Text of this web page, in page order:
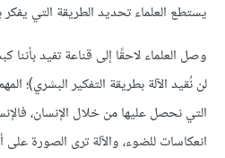
يستطع العلماء تحديد الطريقة التي يفكر
وصل العلماء لاحقًا إلى قناعة تفيد بأننا
لن نُقيد الآلة بطريقة التفكير البشري)؛
التي نحصل عليها من خلال الإنسان،
انعكاسات للضوء، والآلة ترى الصورة